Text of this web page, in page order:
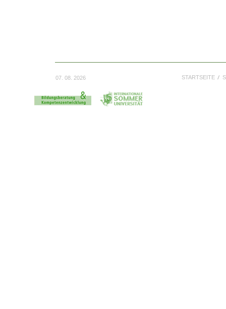
07. 08. 2026 STARTSEITE